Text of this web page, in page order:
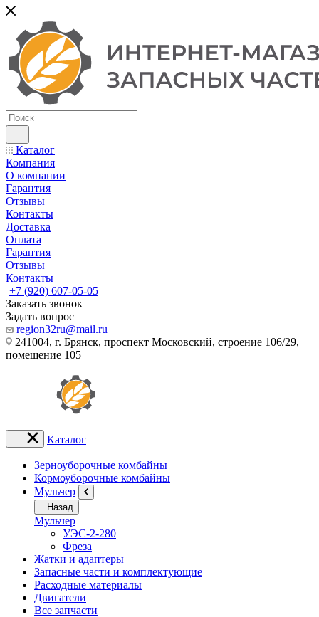
Каталог
Компания
О компании
Гарантия
Отзывы
Контакты
Доставка
Оплата
Гарантия
Отзывы
Контакты
+7 (920) 607-05-05
Заказать звонок
Задать вопрос
region32ru@mail.ru
241004, г. Брянск, проспект Московский, строение 106/29,
помещение 105
Каталог
Зерноуборочные комбайны
Кормоуборочные комбайны
Мульчер
Назад
Мульчер
УЭС-2-280
Фреза
Жатки и адаптеры
Запасные части и комплектующие
Расходные материалы
Двигатели
Все запчасти